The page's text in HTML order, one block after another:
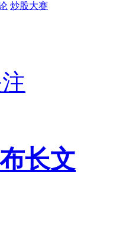
炒股大赛
长文